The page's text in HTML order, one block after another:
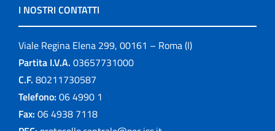
Pubblicazioni
Pubblicazioni cessate
Publication for schools
I NOSTRI CONTATTI
Viale Regina Elena 299, 00161 – Roma (I)
Partita I.V.A. 03657731000
C.F. 80211730587
Telefono: 06 4990 1
Fax: 06 4938 7118